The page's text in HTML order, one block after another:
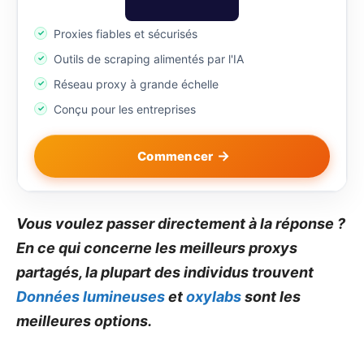
Proxies fiables et sécurisés
Outils de scraping alimentés par l'IA
Réseau proxy à grande échelle
Conçu pour les entreprises
Commencer
Vous voulez passer directement à la réponse ?
En ce qui concerne les meilleurs proxys
partagés, la plupart des individus trouvent
Données lumineusesetoxylabssont les
meilleures options.